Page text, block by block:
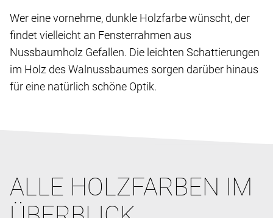
Wer eine vornehme, dunkle Holzfarbe wünscht, der
findet vielleicht an Fensterrahmen aus
Nussbaumholz Gefallen. Die leichten Schattierungen
im Holz des Walnussbaumes sorgen darüber hinaus
für eine natürlich schöne Optik.
ALLE HOLZFARBEN IM